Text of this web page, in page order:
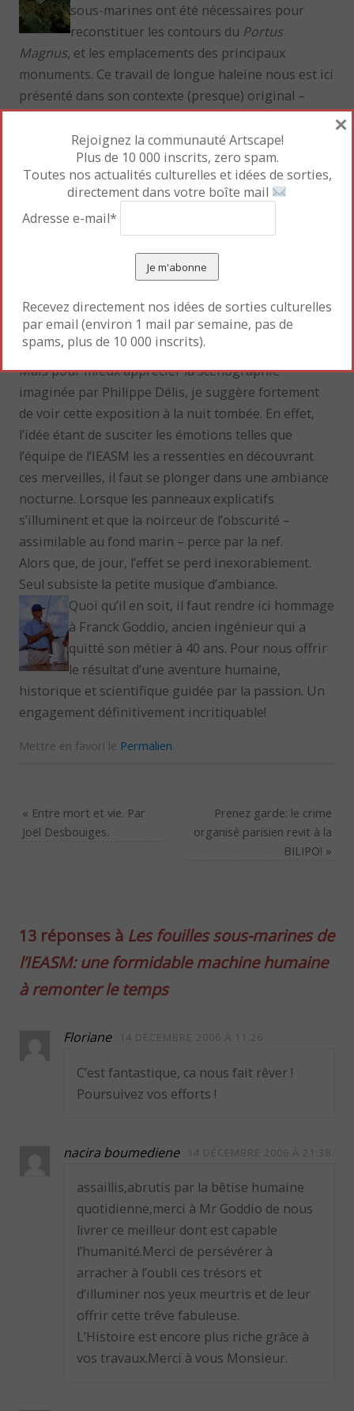
sous-marines ont été nécessaires pour
reconstituer les contours du Portus
Magnus, et les emplacements des principaux
monuments. Ce travail de longue haleine nous est ici
présenté dans son contexte (presque) original –
sous les grandes eaux.
Au final, nos attentes sont-elles comblées face à une
exposition très médiatisée?
On ne peut qu’être impressionné par ces
découvertes de deux-mille ans d’âge. D’autant plus
engouement magique et populaire jamais désavoué.
Tous les trésors présentés ici proviennent d’Egypte,
et malgré la température glaciale du Grand Palais,
une part d’exotisme – lié à une terre et un temps
lointains – se dégage.
Mais pour mieux apprécier la scénographie
imaginée par Philippe Délis, je suggère fortement
de voir cette exposition à la nuit tombée. En effet,
l’idée étant de susciter les émotions telles que
l’équipe de l’IEASM les a ressenties en découvrant
ces merveilles, il faut se plonger dans une ambiance
nocturne. Lorsque les panneaux explicatifs
s’illuminent et que la noirceur de l’obscurité –
assimilable au fond marin – perce par la nef.
Alors que, de jour, l’effet se perd inexorablement.
Seul subsiste la petite musique d’ambiance.
Quoi qu’il en soit, il faut rendre ici hommage
à Franck Goddio, ancien ingénieur qui a
quitté son métier à 40 ans. Pour nous offrir
le résultat d’une aventure humaine,
historique et scientifique guidée par la passion. Un
engagement définitivement incritiquable!
Mettre en favori le Permalien.
« Entre mort et vie. Par
Joël Desbouiges.
Prenez garde: le crime
organisé parisien revit à la
BILIPO! »
13 réponses à Les fouilles sous-marines de
l’IEASM: une formidable machine humaine
à remonter le temps
Floriane 14 DÉCEMBRE 2006 À 11:26
C’est fantastique, ca nous fait rêver !
Poursuivez vos efforts !
nacira boumediene 14 DÉCEMBRE 2006 À 21:38
assaillis,abrutis par la bêtise humaine
quotidienne,merci à Mr Goddio de nous
livrer ce meilleur dont est capable
l’humanité.Merci de persévérer à
arracher à l’oubli ces trésors et
d’illuminer nos yeux meurtris et de leur
offrir cette trêve fabuleuse.
L’Histoire est encore plus riche grâce à
vos travaux.Merci à vous Monsieur.
Rejoignez la communauté Artscape!
Plus de 10 000 inscrits, zero spam.
Toutes nos actualités culturelles et idées de sorties,
directement dans votre boîte mail
Adresse e-mail*
Recevez directement nos idées de sorties culturelles
par email (environ 1 mail par semaine, pas de
spams, plus de 10 000 inscrits).
×